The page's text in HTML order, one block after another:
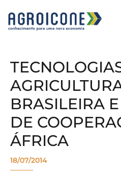
BRASILEIRA
DE
ÁFRICA
18/07/2014